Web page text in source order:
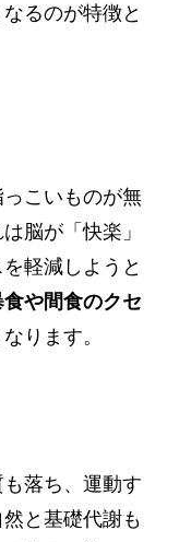
るのが特徴と
こいものが無
脳が「快楽」
軽減しようと
食や間食のクセ
ります。
落ち、運動す
と基礎代謝も